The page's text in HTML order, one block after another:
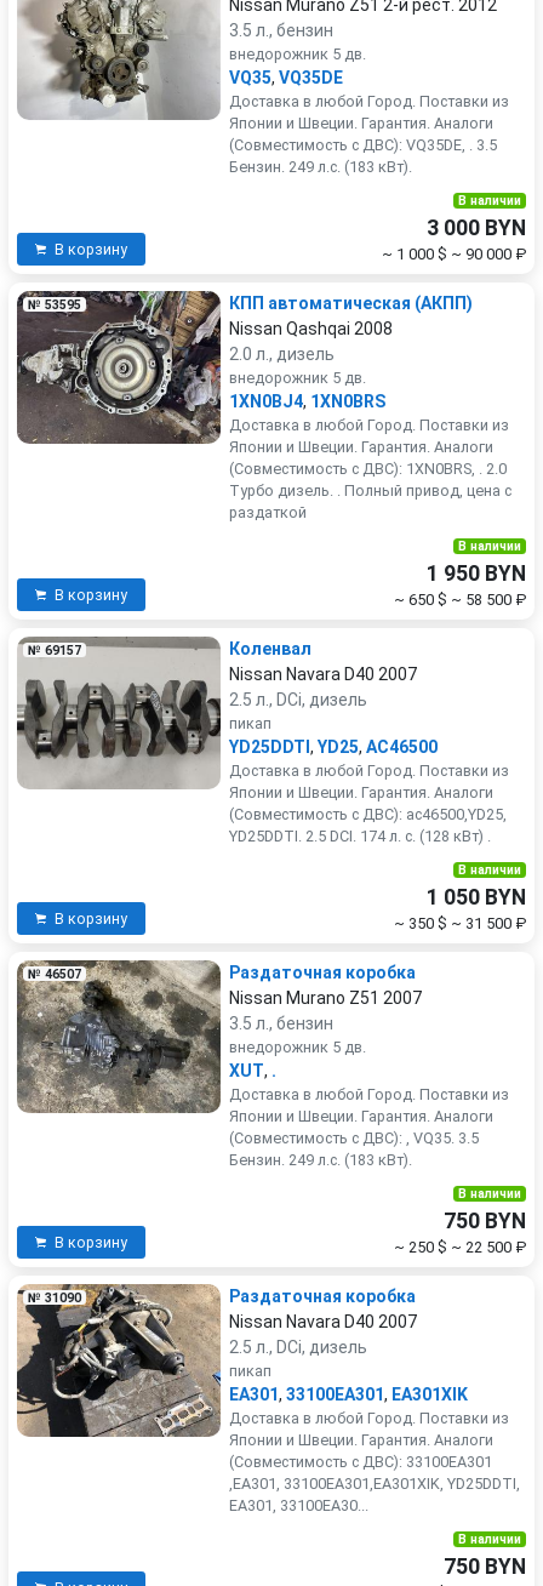
Nissan Murano Z51 2-й рест. 2012
3.5 л., бензин
внедорожник 5 дв.
VQ35, VQ35DE
Доставка в любой Город. Поставки из
Японии и Швеции. Гарантия. Аналоги
(Совместимость с ДВС): VQ35DE, . 3.5
Бензин. 249 л.с. (183 кВт).
В корзину
В наличии
3 000 BYN
~ 1 000 $ ~ 90 000 ₽
№ 53595
КПП автоматическая (АКПП)
Nissan Qashqai 2008
2.0 л., дизель
внедорожник 5 дв.
1XN0BJ4, 1XN0BRS
Доставка в любой Город. Поставки из
Японии и Швеции. Гарантия. Аналоги
(Совместимость с ДВС): 1XN0BRS, . 2.0
Турбо дизель. . Полный привод, цена с
раздаткой
В корзину
В наличии
1 950 BYN
~ 650 $ ~ 58 500 ₽
№ 69157
Коленвал
Nissan Navara D40 2007
2.5 л., DCi, дизель
пикап
YD25DDTI , YD25, AC46500
Доставка в любой Город. Поставки из
Японии и Швеции. Гарантия. Аналоги
(Совместимость с ДВС): ac46500,YD25,
YD25DDTI. 2.5 DCI. 174 л. с. (128 кВт) .
В корзину
В наличии
1 050 BYN
~ 350 $ ~ 31 500 ₽
№ 46507
Раздаточная коробка
Nissan Murano Z51 2007
3.5 л., бензин
внедорожник 5 дв.
XUT, .
Доставка в любой Город. Поставки из
Японии и Швеции. Гарантия. Аналоги
(Совместимость с ДВС): , VQ35. 3.5
Бензин. 249 л.с. (183 кВт).
В корзину
В наличии
750 BYN
~ 250 $ ~ 22 500 ₽
№ 31090
Раздаточная коробка
Nissan Navara D40 2007
2.5 л., DCi, дизель
пикап
EA301, 33100EA301, EA301XIK
Доставка в любой Город. Поставки из
Японии и Швеции. Гарантия. Аналоги
(Совместимость с ДВС): 33100EA301
,EA301, 33100EA301,EA301XIK, YD25DDTI,
EA301, 33100EA30...
В наличии
750 BYN